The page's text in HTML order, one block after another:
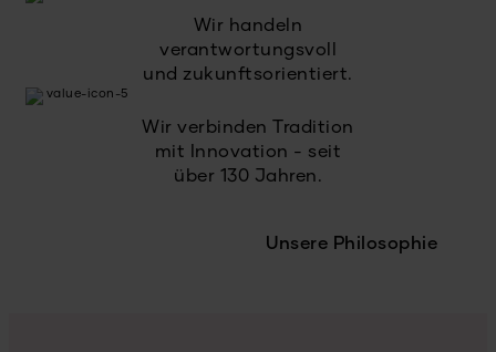
Wir handeln
verantwortungsvoll
und zukunftsorientiert.
Wir verbinden Tradition
mit Innovation - seit
über 130 Jahren.
Unsere Philosophie